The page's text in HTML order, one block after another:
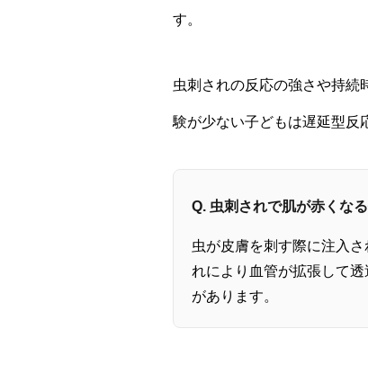
す。
虫刺されの反応の強さや持続
験が少ない子どもは遅延型反
Q. 虫刺されで肌が赤くな
虫が皮膚を刺す際に注入
れにより血管が拡張して
があります。